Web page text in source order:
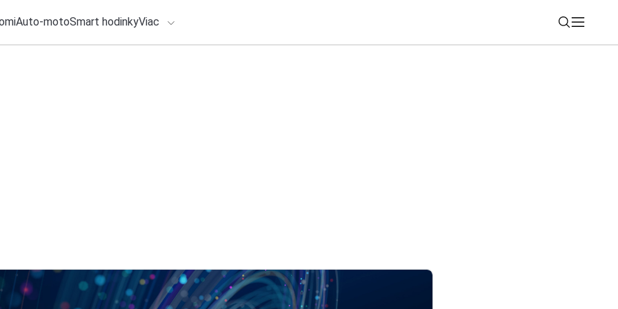
Auto-motoSmart hodinkyViac